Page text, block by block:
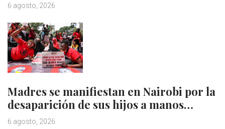
6 agosto, 2026
Madres se manifiestan en Nairobi por la
desaparición de sus hijos a manos…
6 agosto, 2026